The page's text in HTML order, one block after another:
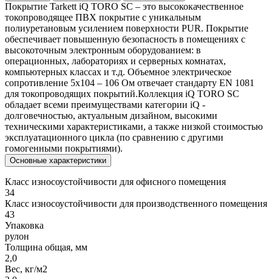
Покрытие Tarkett iQ TORO SC – это высококачественное
токопроводящее ПВХ покрытие с уникальным
полиуретановым усилением поверхности PUR. Покрытие
обеспечивает повышенную безопасность в помещениях с
высокоточным электронным оборудованием: в
операционных, лабораториях и серверных комнатах,
компьютерных классах и т.д. Объемное электрическое
сопротивление 5x104 – 106 Ом отвечает стандарту EN 1081
для токопроводящих покрытий.Коллекция iQ TORO SC
обладает всеми преимуществами категории iQ -
долговечностью, актуальным дизайном, высокими
техническими характеристиками, а также низкой стоимостью
эксплуатационного цикла (по сравнению с другими
гомогенными покрытиями).
Основные характеристики
Класс износоустойчивости для офисного помещения
34
Класс износоустойчивости для производственного помещения
43
Упаковка
рулон
Толщина общая, мм
2,0
Вес, кг/м2